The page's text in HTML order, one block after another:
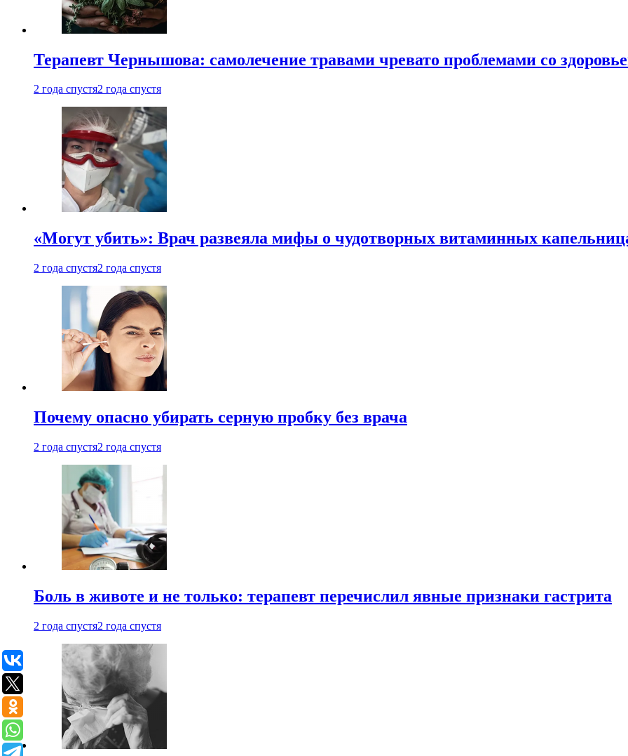
Терапевт Чернышова: самолечение травами чревато проблемами со
2 года спустя2 года спустя
«Могут убить»: Врач развеяла мифы о чудотворных витаминных
2 года спустя2 года спустя
Почему опасно убирать серную пробку без врача
2 года спустя2 года спустя
Боль в животе и не только: терапевт перечислил явные признаки гастрита
2 года спустя2 года спустя